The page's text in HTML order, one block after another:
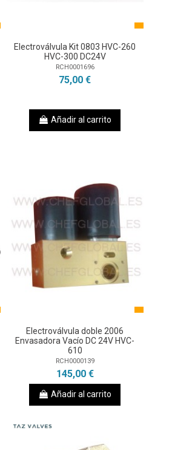
Electroválvula Kit 0803 HVC-260
HVC-300 DC24V
RCH0001696
75,00 €
Añadir al carrito
Electroválvula doble 2006
Envasadora Vacío DC 24V HVC-
610
RCH0000139
145,00 €
Añadir al carrito